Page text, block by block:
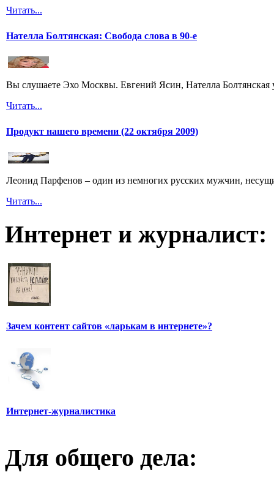
Читать...
Нателла Болтянская: Свобода слова в 90-е
Вы слушаете Эхо Москвы. Евгений Ясин, Нателла Болтянская
Читать...
Продукт нашего времени (22 октября 2009)
Леонид Парфенов – один из немногих русских мужчин,
Читать...
Интернет и журналист:
Зачем контент сайтов «ларькам в интернете»?
Интернет-журналистика
Для общего дела: